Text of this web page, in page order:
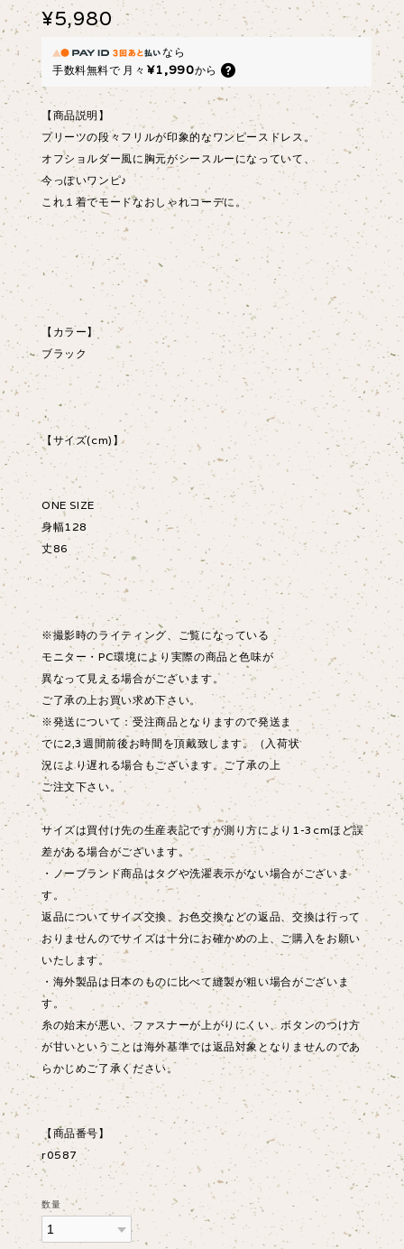
¥5,980
なら
手数料無料で 月々 ¥1,990から
【商品説明】
プリーツの段々フリルが印象的なワンピースドレス。
オフショルダー風に胸元がシースルーになっていて、
今っぽいワンピ♪
これ１着でモードなおしゃれコーデに。
【カラー】
ブラック
【サイズ(cm)】
ONE SIZE
身幅128
丈86
※撮影時のライティング、ご覧になっている
モニター・PC環境により実際の商品と色味が
異なって見える場合がございます。
ご了承の上お買い求め下さい。
※発送について：受注商品となりますので発送ま
でに2,3週間前後お時間を頂戴致します。（入荷状
況により遅れる場合もございます。ご了承の上
ご注文下さい。
サイズは買付け先の生産表記ですが測り方により1-3cmほど誤
差がある場合がございます。
・ノーブランド商品はタグや洗濯表示がない場合がございま
す。
返品についてサイズ交換、お色交換などの返品、交換は行って
おりませんのでサイズは十分にお確かめの上、ご購入をお願い
いたします。
・海外製品は日本のものに比べて縫製が粗い場合がございま
す。
糸の始末が悪い、ファスナーが上がりにくい、ボタンのつけ方
が甘いということは海外基準では返品対象となりませんのであ
らかじめご了承ください。
【商品番号】
r0587
数量